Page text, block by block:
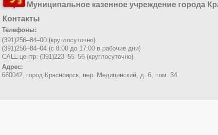
Муниципальное казенное учреждение города
Контакты
Телефоны:
(391)256–84–00 (круглосуточно)
(391)256–84–04 (с 8:00 до 17:00 в рабочие дни)
CALL-центр: (391)223–55–56 (круглосуточно)
Адрес:
660042, город Красноярск, пер. Медицинский, д. 6, пом. 34.